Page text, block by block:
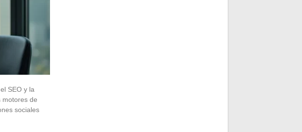
SEO y la
motores de
sociales